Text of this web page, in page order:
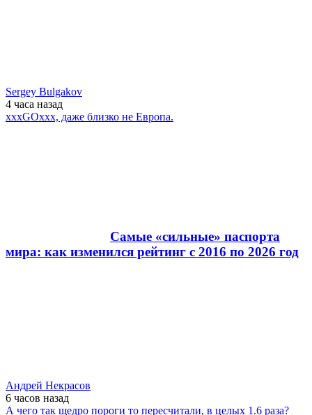
Sergey Bulgakov
4 часа назад
xxxGOxxx, даже близко не Европа.
Самые «сильные» паспорта
мира: как изменился рейтинг с 2016 по 2026 год
Андрей Некрасов
6 часов назад
А чего так щедро пороги то пересчитали, в целых 1.6 раза?